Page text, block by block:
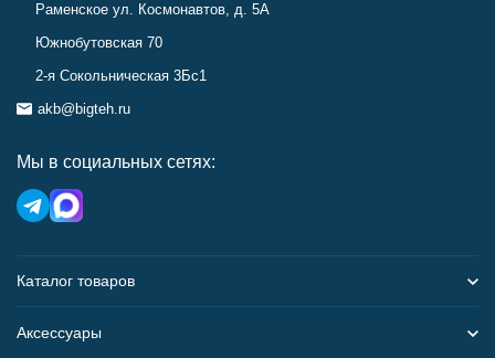
Раменское ул. Космонавтов, д. 5А
Южнобутовская 70
2-я Сокольническая 3Бс1
akb@bigteh.ru
Мы в социальных сетях:
Каталог товаров
Аксессуары